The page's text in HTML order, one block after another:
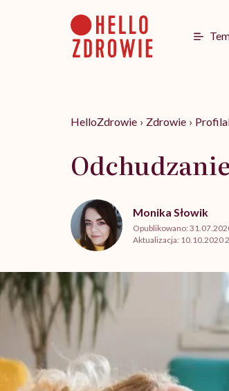
HelloZdrowie › Zdrowie ›
Monika Słowik
Opublikowano:
Aktualizacja: 10.10.2020